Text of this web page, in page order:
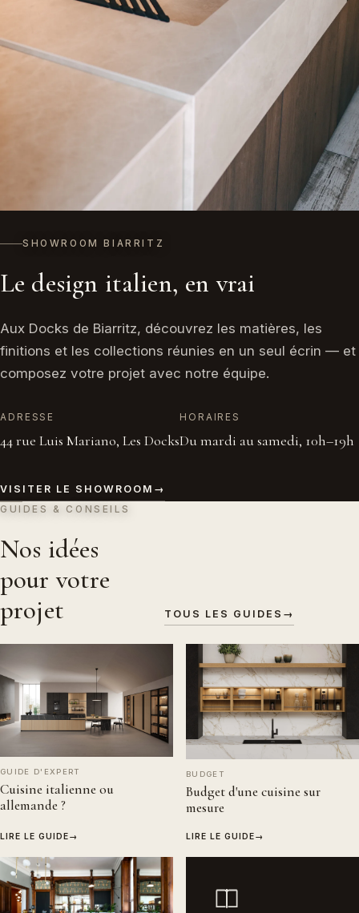
SHOWROOM BIARRITZ
Le design italien, en vrai
Aux Docks de Biarritz, découvrez les matières, les
finitions et les collections réunies en un seul écrin — et
composez votre projet avec notre équipe.
ADRESSE
44 rue Luis Mariano, Les Docks
HORAIRES
Du mardi au samedi, 10h–19h
VISITER LE SHOWROOM →
GUIDES & CONSEILS
Nos idées
pour votre
projet
TOUS LES GUIDES →
GUIDE D'EXPERT
Cuisine italienne ou
allemande ?
LIRE LE GUIDE→
BUDGET
Budget d'une cuisine sur
mesure
LIRE LE GUIDE→